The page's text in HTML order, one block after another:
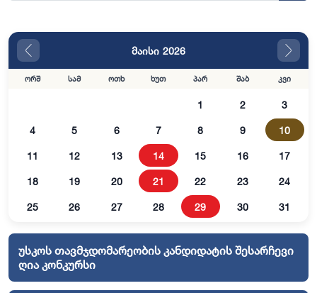
მაისი 2026
ორშ სამ ოთხ ხუთ პარ შაბ კვი
1 2 3
4 5 6 7 8 9 10
11 12 13 14 15 16 17
18 19 20 21 22 23 24
25 26 27 28 29 30 31
უსკოს თავმჯდომარეობის კანდიდატის შესარჩევი
ღია კონკურსი